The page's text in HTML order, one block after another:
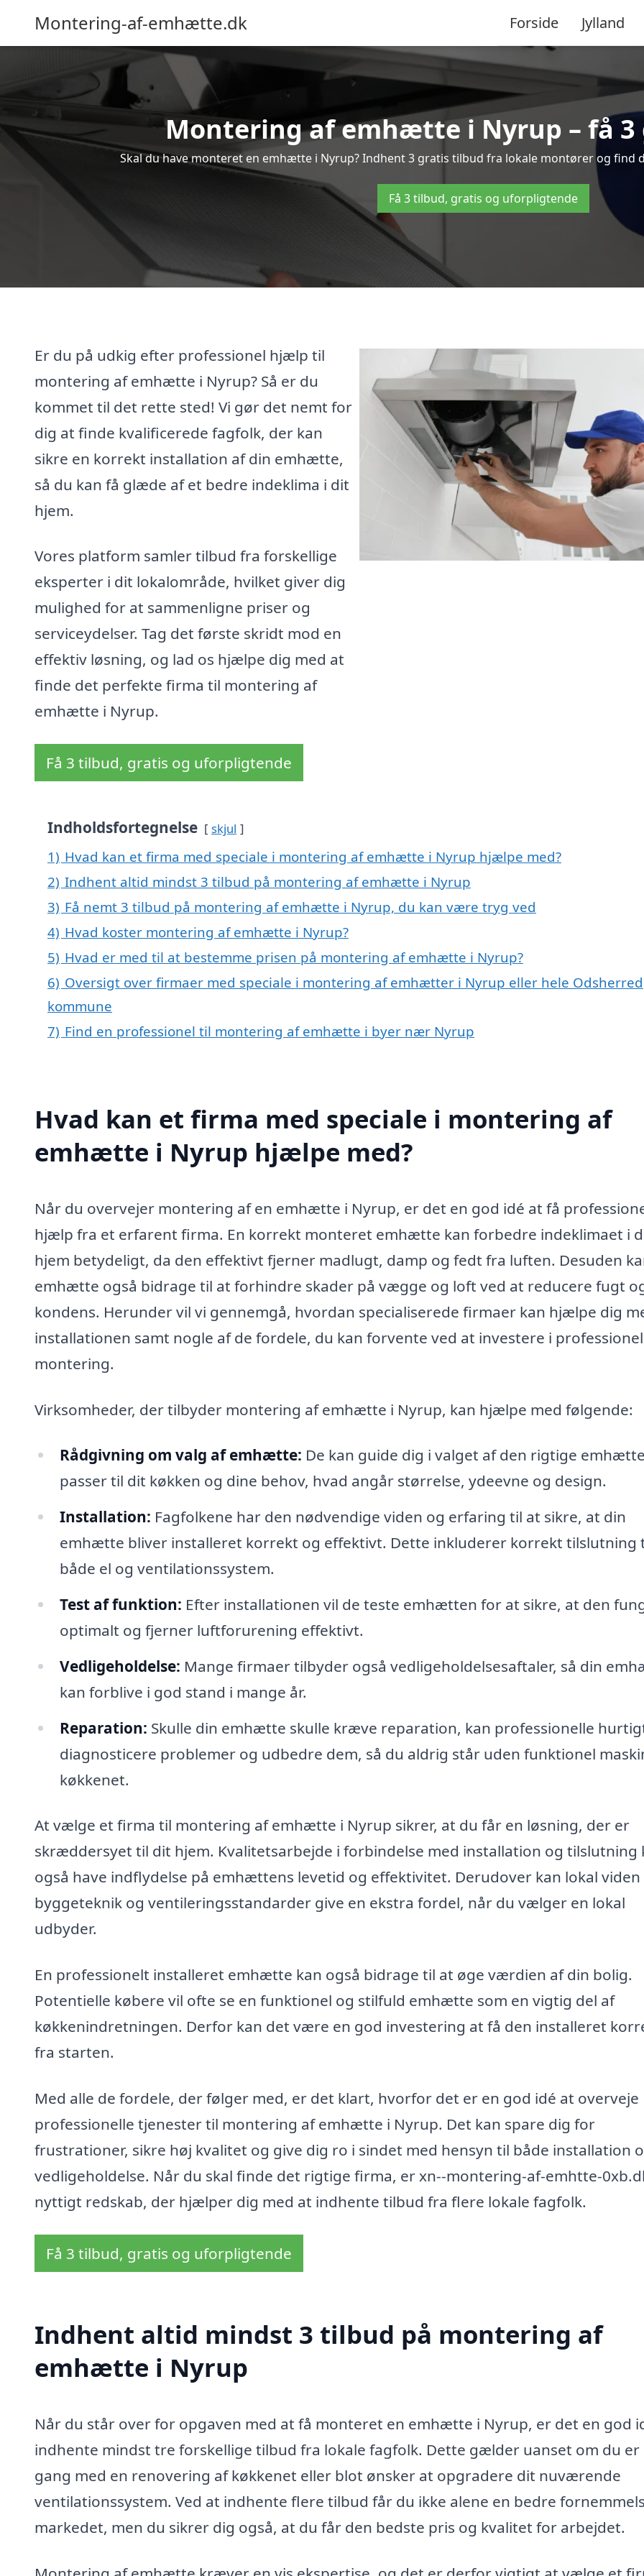
Montering-af-emhætte.dk Forside Jylland
Montering af emhætte i Nyrup – få
Skal du have monteret en emhætte i Nyrup? Indhent 3 gratis tilbud fra lokale montører og find
Få 3 tilbud, gratis og uforpligtende
Er du på udkig efter professionel hjælp til
montering af emhætte i Nyrup? Så er du
kommet til det rette sted! Vi gør det nemt for
dig at finde kvalificerede fagfolk, der kan
sikre en korrekt installation af din emhætte,
så du kan få glæde af et bedre indeklima i dit
hjem.
Vores platform samler tilbud fra forskellige
eksperter i dit lokalområde, hvilket giver dig
mulighed for at sammenligne priser og
serviceydelser. Tag det første skridt mod en
effektiv løsning, og lad os hjælpe dig med at
finde det perfekte firma til montering af
emhætte i Nyrup.
Få 3 tilbud, gratis og uforpligtende
Indholdsfortegnelse skjul
1) Hvad kan et firma med speciale i montering af emhætte i Nyrup hjælpe med?
2) Indhent altid mindst 3 tilbud på montering af emhætte i Nyrup
3) Få nemt 3 tilbud på montering af emhætte i Nyrup, du kan være tryg ved
4) Hvad koster montering af emhætte i Nyrup?
5) Hvad er med til at bestemme prisen på montering af emhætte i Nyrup?
6) Oversigt over firmaer med speciale i montering af emhætter i Nyrup eller hele Odsherred
kommune
7) Find en professionel til montering af emhætte i byer nær Nyrup
Hvad kan et firma med speciale i montering af
emhætte i Nyrup hjælpe med?
Når du overvejer montering af en emhætte i Nyrup, er det en god idé at få
hjælp fra et erfarent firma. En korrekt monteret emhætte kan forbedre indeklimaet i
hjem betydeligt, da den effektivt fjerner madlugt, damp og fedt fra luften. Desuden
emhætte også bidrage til at forhindre skader på vægge og loft ved at reducere fugt
kondens. Herunder vil vi gennemgå, hvordan specialiserede firmaer kan hjælpe dig
installationen samt nogle af de fordele, du kan forvente ved at investere i professionel
montering.
Virksomheder, der tilbyder montering af emhætte i Nyrup, kan hjælpe med følgende:
Rådgivning om valg af emhætte: De kan guide dig i valget af den rigtige
passer til dit køkken og dine behov, hvad angår størrelse, ydeevne og design.
Installation: Fagfolkene har den nødvendige viden og erfaring til at sikre, at din
emhætte bliver installeret korrekt og effektivt. Dette inkluderer korrekt tilslutning
både el og ventilationssystem.
Test af funktion: Efter installationen vil de teste emhætten for at sikre, at den
optimalt og fjerner luftforurening effektivt.
Vedligeholdelse: Mange firmaer tilbyder også vedligeholdelsesaftaler, så din
kan forblive i god stand i mange år.
Reparation: Skulle din emhætte skulle kræve reparation, kan professionelle
diagnosticere problemer og udbedre dem, så du aldrig står uden funktionel
køkkenet.
At vælge et firma til montering af emhætte i Nyrup sikrer, at du får en løsning, der er
skræddersyet til dit hjem. Kvalitetsarbejde i forbindelse med installation og tilslutning
også have indflydelse på emhættens levetid og effektivitet. Derudover kan lokal viden
byggeteknik og ventileringsstandarder give en ekstra fordel, når du vælger en lokal
udbyder.
En professionelt installeret emhætte kan også bidrage til at øge værdien af din bolig.
Potentielle købere vil ofte se en funktionel og stilfuld emhætte som en vigtig del af
køkkenindretningen. Derfor kan det være en god investering at få den installeret
fra starten.
Med alle de fordele, der følger med, er det klart, hvorfor det er en god idé at overveje
professionelle tjenester til montering af emhætte i Nyrup. Det kan spare dig for
frustrationer, sikre høj kvalitet og give dig ro i sindet med hensyn til både installation
vedligeholdelse. Når du skal finde det rigtige firma, er xn--montering-af-emhtte-
nyttigt redskab, der hjælper dig med at indhente tilbud fra flere lokale fagfolk.
Få 3 tilbud, gratis og uforpligtende
Indhent altid mindst 3 tilbud på montering af
emhætte i Nyrup
Når du står over for opgaven med at få monteret en emhætte i Nyrup, er det en god
indhente mindst tre forskellige tilbud fra lokale fagfolk. Dette gælder uanset om du er
gang med en renovering af køkkenet eller blot ønsker at opgradere dit nuværende
ventilationssystem. Ved at indhente flere tilbud får du ikke alene en bedre
markedet, men du sikrer dig også, at du får den bedste pris og kvalitet for arbejdet.